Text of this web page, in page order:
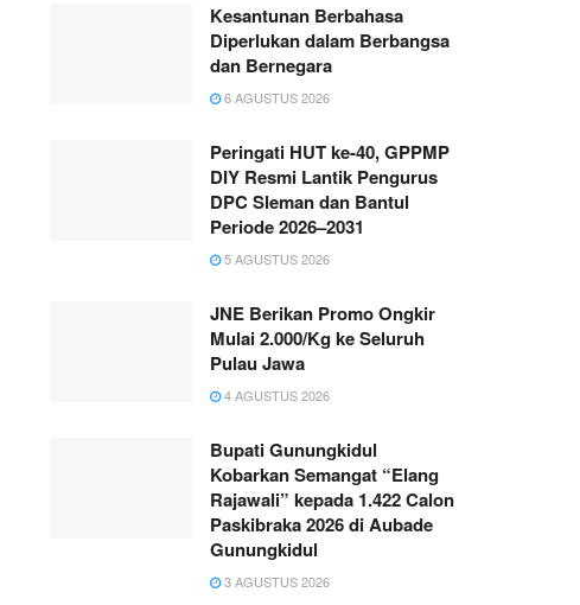
Kesantunan Berbahasa
Diperlukan dalam Berbangsa
dan Bernegara
6 AGUSTUS 2026
Peringati HUT ke-40, GPPMP
DIY Resmi Lantik Pengurus
DPC Sleman dan Bantul
Periode 2026–2031
5 AGUSTUS 2026
JNE Berikan Promo Ongkir
Mulai 2.000/Kg ke Seluruh
Pulau Jawa
4 AGUSTUS 2026
Bupati Gunungkidul
Kobarkan Semangat “Elang
Rajawali” kepada 1.422 Calon
Paskibraka 2026 di Aubade
Gunungkidul
3 AGUSTUS 2026